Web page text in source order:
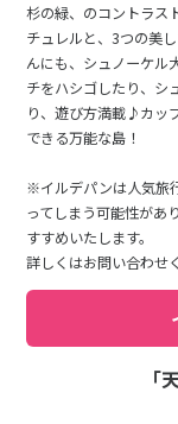
杉の緑、のコントラス
チュレルと、3つの美
んにも、シュノーケル
チをハシゴしたり、シ
り、遊び方満載♪カッ
できる万能な島！
※イルデパンは人気旅
ってしまう可能性があ
すすめいたします。
詳しくはお問い合わせ
「